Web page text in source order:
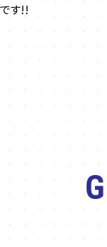
す!!